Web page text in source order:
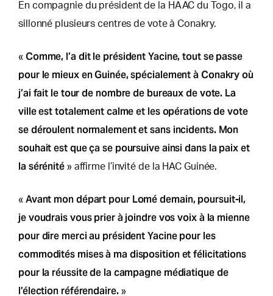
En compagnie du président de la HAAC du Togo, il a
sillonné plusieurs centres de vote à Conakry.
« Comme, l’a dit le président Yacine, tout se passe
pour le mieux en Guinée, spécialement à Conakry où
j’ai fait le tour de nombre de bureaux de vote. La
ville est totalement calme et les opérations de vote
se déroulent normalement et sans incidents. Mon
souhait est que ça se poursuive ainsi dans la paix et
la sérénité» affirme l’invité de la HAC Guinée.
« Avant mon départ pour Lomé demain, poursuit-il,
je voudrais vous prier à joindre vos voix à la mienne
pour dire merci au président Yacine pour les
commodités mises à ma disposition et félicitations
pour la réussite de la campagne médiatique de
l’élection référendaire. »